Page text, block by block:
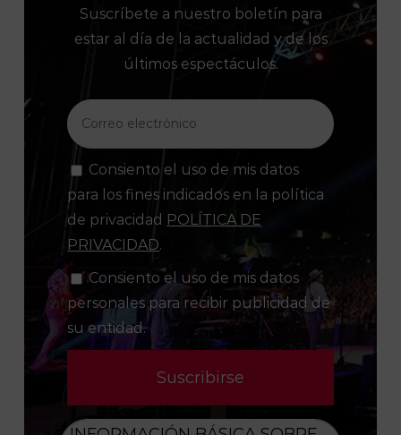
Suscríbete a nuestro boletín para
estar al día de la actualidad y de los
últimos espectáculos.
Consiento el uso de mis datos
para los fines indicados en la política
de privacidad POLÍTICA DE
PRIVACIDAD.
Consiento el uso de mis datos
personales para recibir publicidad de
su entidad.